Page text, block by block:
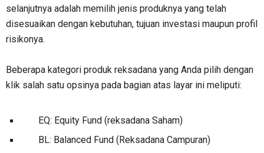
selanjutnya adalah memilih jenis produknya yang telah
disesuaikan dengan kebutuhan, tujuan investasi maupun profil
risikonya.
Beberapa kategori produk reksadana yang Anda pilih dengan
klik salah satu opsinya pada bagian atas layar ini meliputi:
EQ: Equity Fund (reksadana Saham)
BL: Balanced Fund (Reksadana Campuran)